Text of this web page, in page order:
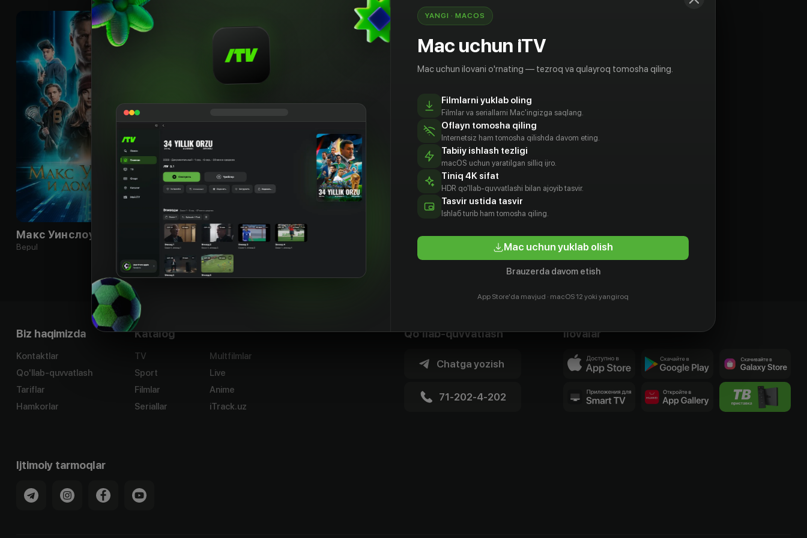
Макс Уинслоу и дом тайн
Bepul
Biz haqimizda
Kontaktlar
Qo'llab-quvvatlash
Tariflar
Hamkorlar
Katalog
TV
Sport
Filmlar
Seriallar
Multfilmlar
Live
Anime
iTrack.uz
Qo'llab-quvvatlash
Chatga yozish
71-202-4-202
Ilovalar
Ijtimoiy tarmoqlar
YANGI · MACOS
Mac uchun iTV
Mac uchun ilovani o'rnating — tezroq va qulayroq tomosha qiling.
Filmlarni yuklab oling
Filmlar va seriallarni Mac'ingizga saqlang.
Oflayn tomosha qiling
Internetsiz ham tomosha qilishda davom eting.
Tabiiy ishlash tezligi
macOS uchun yaratilgan silliq ijro.
Tiniq 4K sifat
HDR qo'llab-quvvatlashi bilan ajoyib tasvir.
Tasvir ustida tasvir
Ishlаб turib ham tomosha qiling.
Mac uchun yuklab olish
Brauzerda davom etish
App Store'da mavjud · macOS 12 yoki yangiroq